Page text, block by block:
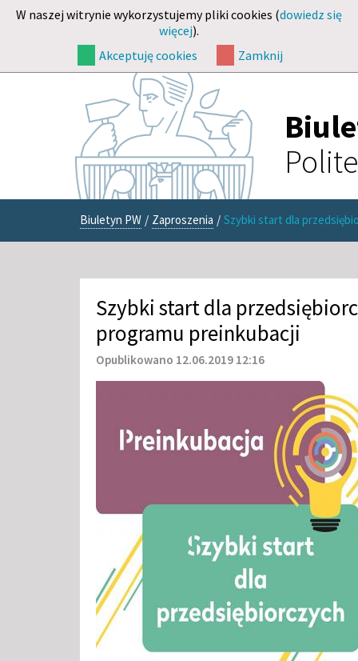
W naszej witrynie wykorzystujemy pliki cookies (dowiedz się
więcej).
Akceptuję cookies
Zamknij
Biuletyn PW / Zaproszenia / Szybki start dla
Szybki start dla
programu preinkubacji
Opublikowano 12.06.2019 12:16